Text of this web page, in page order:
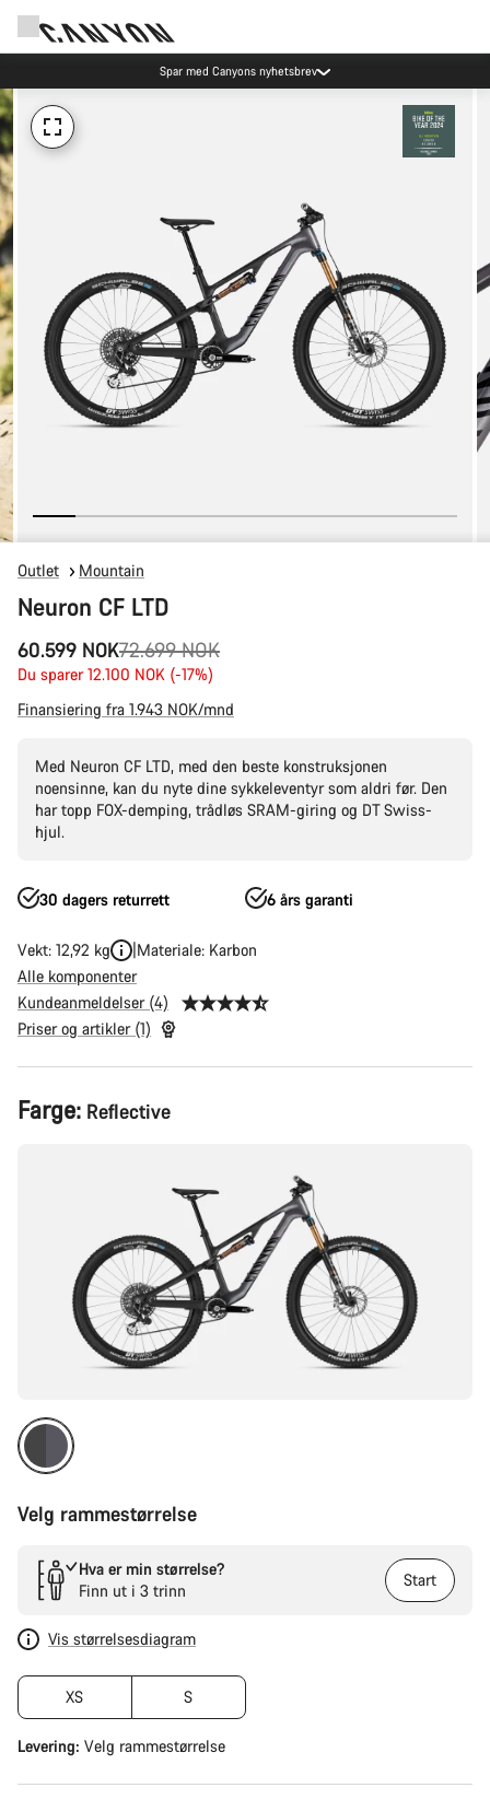
Spar med Canyons nyhetsbrev
Outlet Mountain
Neuron CF LTD
60.599 NOK
Opprinnelig
pris
72.699 NOK
Du sparer 12.100 NOK (-17%)
Finansiering fra 1.943 NOK/mnd
Med Neuron CF LTD, med den beste konstruksjonen
noensinne, kan du nyte dine sykkeleventyr som aldri før. Den
har topp FOX-demping, trådløs SRAM-giring og DT Swiss-
hjul.
30 dagers returrett 6 års garanti
Vekt: 12,92 kg
Materiale: Karbon
Alle komponenter
Kundeanmeldelser (4)
Priser og artikler (1)
Produktkonfigurasjon
Farge: Reflective
Velg rammestørrelse
Hva er min størrelse?
Finn ut i 3 trinn
Start
Vis størrelsesdiagram
XS S
Levering: Velg rammestørrelse